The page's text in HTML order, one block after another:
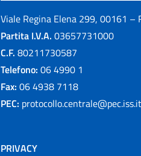
Viale Regina Elena 299, 00161 –
Partita I.V.A. 03657731000
C.F. 80211730587
Telefono: 06 4990 1
Fax: 06 4938 7118
PEC: protocollo.centrale@pec.iss.it
PRIVACY